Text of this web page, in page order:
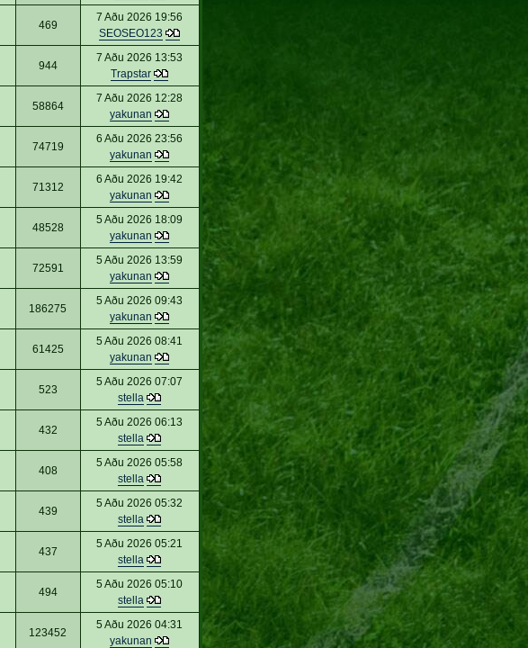
469
7 Aðu 2026 19:56
SEOSEO123
944
7 Aðu 2026 13:53
Trapstar
58864
7 Aðu 2026 12:28
yakunan
74719
6 Aðu 2026 23:56
yakunan
71312
6 Aðu 2026 19:42
yakunan
48528
5 Aðu 2026 18:09
yakunan
72591
5 Aðu 2026 13:59
yakunan
186275
5 Aðu 2026 09:43
yakunan
61425
5 Aðu 2026 08:41
yakunan
523
5 Aðu 2026 07:07
stella
432
5 Aðu 2026 06:13
stella
408
5 Aðu 2026 05:58
stella
439
5 Aðu 2026 05:32
stella
437
5 Aðu 2026 05:21
stella
494
5 Aðu 2026 05:10
stella
123452
5 Aðu 2026 04:31
yakunan